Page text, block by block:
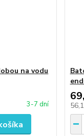
na vodu
3-7 dní